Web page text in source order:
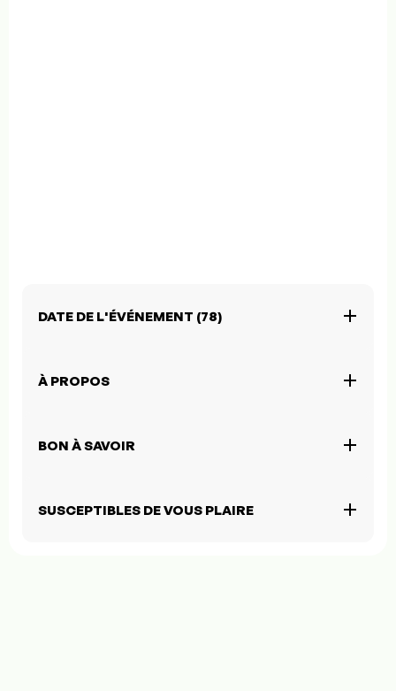
DATE DE L'ÉVÉNEMENT (78)
À PROPOS
BON À SAVOIR
SUSCEPTIBLES DE VOUS PLAIRE